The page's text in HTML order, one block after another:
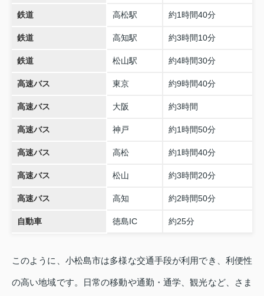
鉄道 高松駅 約1時間40分
鉄道 高知駅 約3時間10分
鉄道 松山駅 約4時間30分
高速バス 東京 約9時間40分
高速バス 大阪 約3時間
高速バス 神戸 約1時間50分
高速バス 高松 約1時間40分
高速バス 松山 約3時間20分
高速バス 高知 約2時間50分
自動車 徳島IC 約25分
このように、小松島市は多様な交通手段が利用でき、利便性
の高い地域です。日常の移動や通勤・通学、観光など、さま